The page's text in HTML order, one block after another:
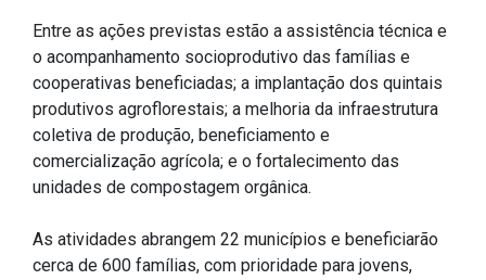
Entre as ações previstas estão a assistência técnica e
o acompanhamento socioprodutivo das famílias e
cooperativas beneficiadas; a implantação dos quintais
produtivos agroflorestais; a melhoria da infraestrutura
coletiva de produção, beneficiamento e
comercialização agrícola; e o fortalecimento das
unidades de compostagem orgânica.
As atividades abrangem 22 municípios e beneficiarão
cerca de 600 famílias, com prioridade para jovens,